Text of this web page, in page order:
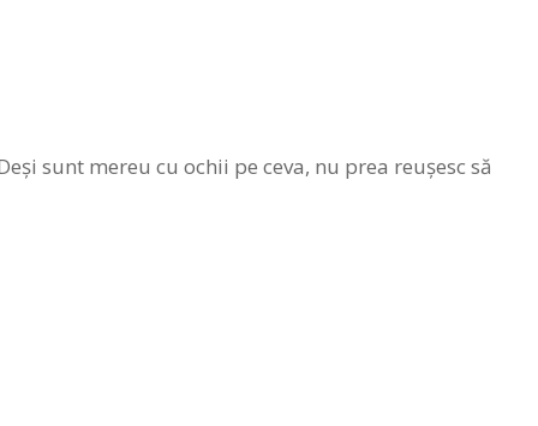
sunt mereu cu ochii pe ceva, nu prea reuşesc să